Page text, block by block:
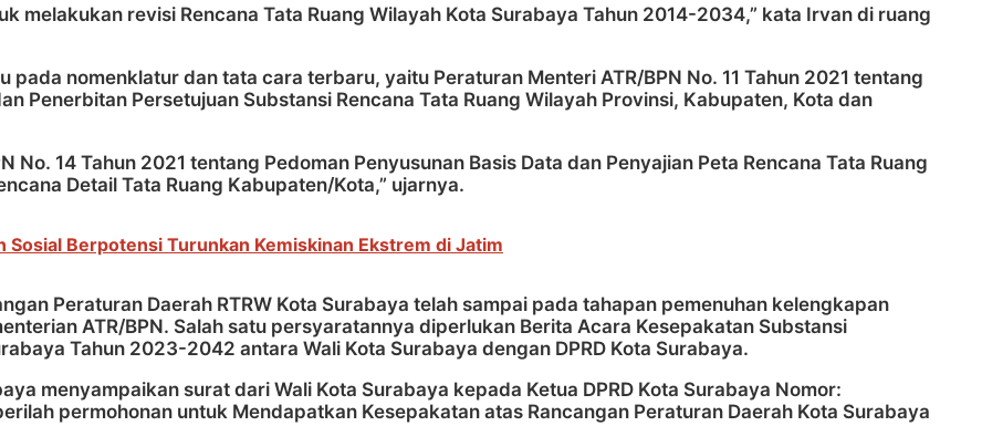
melakukan revisi Rencana Tata Ruang Wilayah Kota Surabaya Tahun 2014-2034,” kata Irvan di ruang
pada nomenklatur dan tata cara terbaru, yaitu Peraturan Menteri ATR/BPN No. 11 Tahun 2021 tentang
Penerbitan Persetujuan Substansi Rencana Tata Ruang Wilayah Provinsi, Kabupaten, Kota dan
No. 14 Tahun 2021 tentang Pedoman Penyusunan Basis Data dan Penyajian Peta Rencana Tata Ruang
Detail Tata Ruang Kabupaten/Kota,” ujarnya.
Sosial Berpotensi Turunkan Kemiskinan Ekstrem di Jatim
Peraturan Daerah RTRW Kota Surabaya telah sampai pada tahapan pemenuhan kelengkapan
ATR/BPN. Salah satu persyaratannya diperlukan Berita Acara Kesepakatan Substansi
Tahun 2023-2042 antara Wali Kota Surabaya dengan DPRD Kota Surabaya.
menyampaikan surat dari Wali Kota Surabaya kepada Ketua DPRD Kota Surabaya Nomor:
permohonan untuk Mendapatkan Kesepakatan atas Rancangan Peraturan Daerah Kota Surabaya